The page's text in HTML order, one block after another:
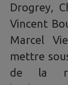
Drogrey,
Vincent
Marcel
mettre
de la